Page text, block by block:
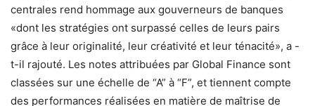
centrales rend hommage aux gouverneurs de banques
«dont les stratégies ont surpassé celles de leurs pairs
grâce à leur originalité, leur créativité et leur ténacité», a -
t-il rajouté. Les notes attribuées par Global Finance sont
classées sur une échelle de “A” à “F”, et tiennent compte
des performances réalisées en matière de maîtrise de